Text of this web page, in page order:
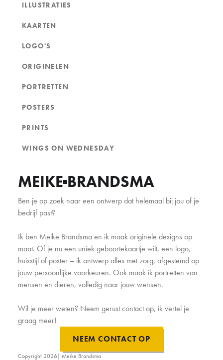
MEIKE BRANDSMA
Ben je op zoek naar een ontwerp dat helemaal bij jou of je
bedrijf past?
Ik ben Meike Brandsma en ik maak originele designs op
maat. Of je nu een uniek geboortekaartje wilt, een logo,
huisstijl of poster – ik ontwerp alles met zorg, afgestemd op
jouw persoonlijke voorkeuren. Ook maak ik portretten van
mensen en dieren, volledig naar jouw wensen.
Wil je meer weten? Neem gerust contact op, ik vertel je
graag meer!
NEEM CONTACT OP
Copyright 2026| Meike Brandsma
ILLUSTRATIES
KAARTEN
LOGO'S
ORIGINELEN
PORTRETTEN
POSTERS
PRINTS
WINGS ON WEDNESDAY